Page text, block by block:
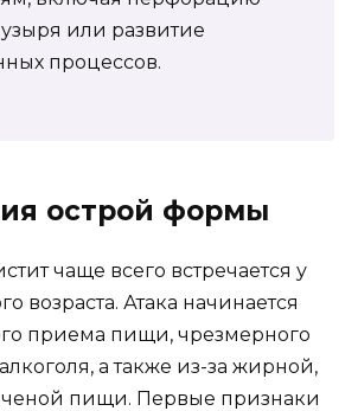
или развитие
процессов.
острой формы
чаще всего встречается у
возраста. Атака начинается
приема пищи, чрезмерного
а также из-за жирной,
пищи. Первые признаки